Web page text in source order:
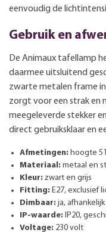
eenvoudig de
Gebruik en
De Animaux tafellamp
daarmee uitsluitend
zwarte metalen frame
zorgt voor een strak en
meegeleverde stekker
direct gebruiksklaar en
Afmetingen: hoogte
Materiaal: metaal en
Kleur: zwart en grijs
Fitting: E27, exclusief
Dimbaar: ja,
IP-waarde: IP20,
Voltage: 230 volt